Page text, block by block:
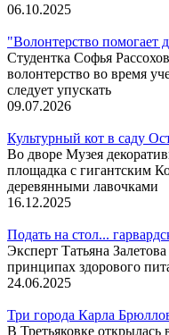
06.10.2025
"Волонтерство помогает
Студентка Софья
волонтерство во время
следует упускать
09.07.2026
Культурный кот в саду
Во дворе Музея
площадка с гигантским
деревянными лавочками
16.12.2025
Подать на стол...
Эксперт Татьяна
принципах здорового
24.06.2025
Три города Карла
В Третьяковке